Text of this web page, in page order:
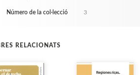
Número de la col·lecció 3
RELACIONATS